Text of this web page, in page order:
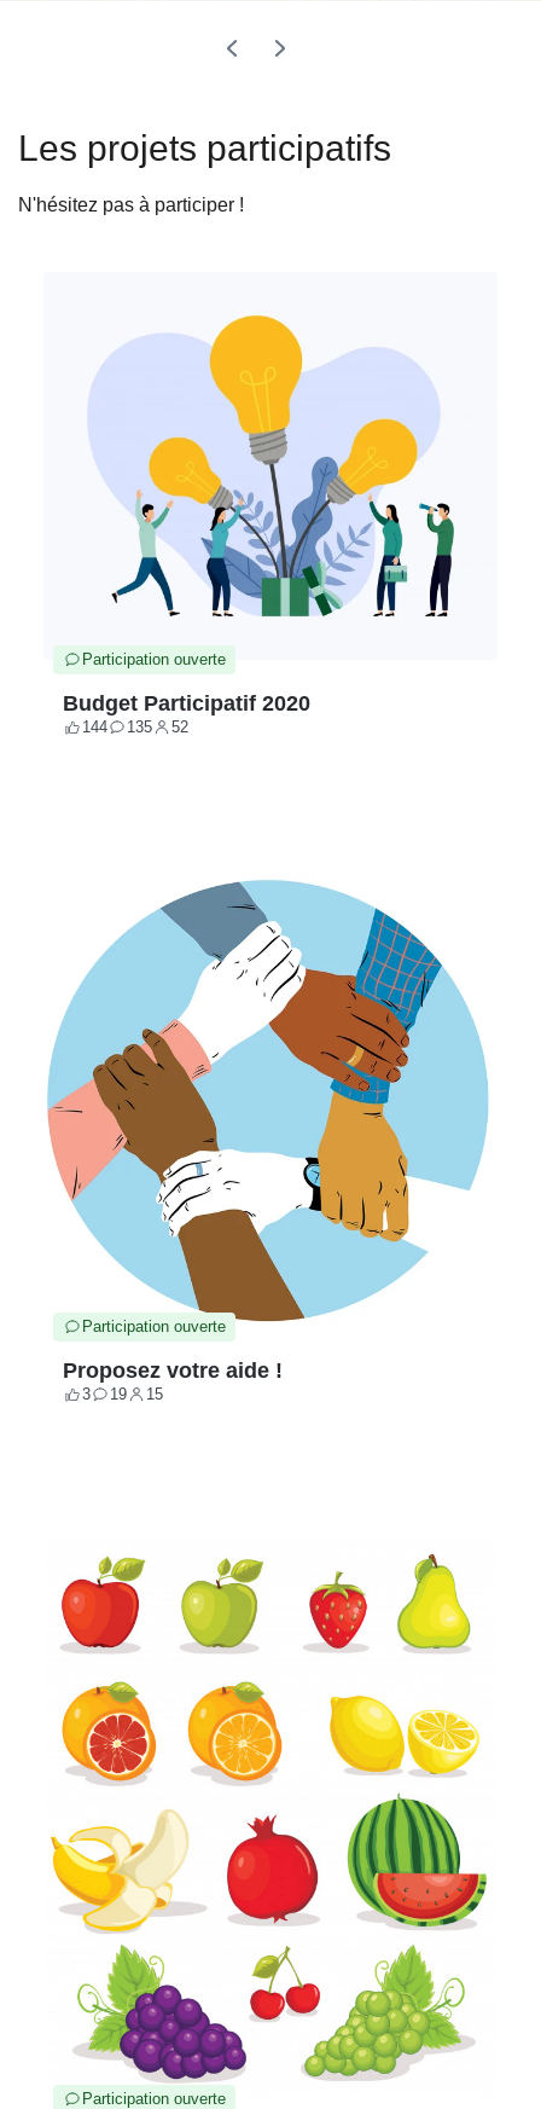
Les projets participatifs
N'hésitez pas à participer !
Participation ouverte
Budget Participatif 2020
144
Votes 135
Contributions
52
Participants
Participation ouverte
Proposez votre aide !
3
Votes 19
Contributions
15
Participants
Participation ouverte